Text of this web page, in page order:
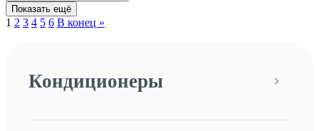
1 2 3 4 5 6 В конец »
Кондиционеры